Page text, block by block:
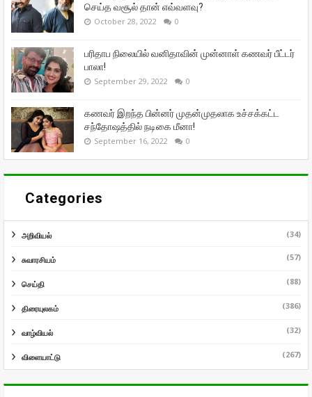
செய்த வசூல் தான் எவ்வளவு?
October 28, 2022 0
பரிதாப நிலையில் வனிதாவின் முன்னாள் கணவர் பீட்டர்
பாலா!
September 29, 2022 0
கணவர் இறந்த பின்னர் முதன்முதலாக உச்சக்கட்ட
சந்தோஷத்தில் நடிகை மீனா!
September 16, 2022 0
Categories
அறிவியல் (34)
சுவாரசியம் (57)
செய்தி (88)
திரையுலகம் (386)
வாழ்வியல் (32)
விளையாட்டு (267)